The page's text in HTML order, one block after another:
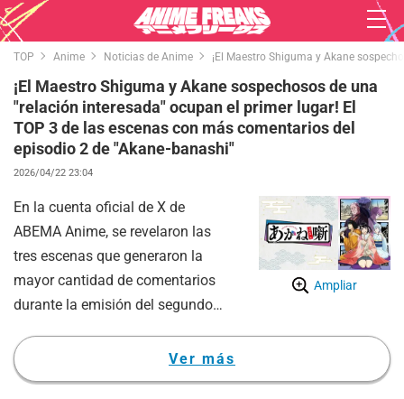
TOP Anime Noticias de Anime ¡El Maestro Shiguma y Akane
¡El Maestro Shiguma y Akane sospechosos de una
"relación interesada" ocupan el primer lugar! El
TOP 3 de las escenas con más comentarios del
episodio 2 de "Akane-banashi"
2026/04/22 23:04
Ampliar
En la cuenta oficial de X de
ABEMA Anime, se revelaron las
tres escenas que generaron la
mayor cantidad de comentarios
durante la emisión del segundo
titulado "Debut en el escenario".
Ver más